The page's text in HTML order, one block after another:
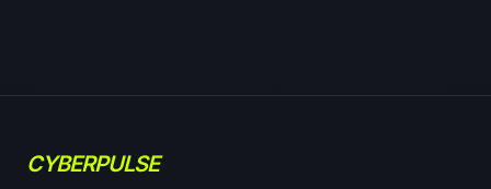
CYBERPULSE